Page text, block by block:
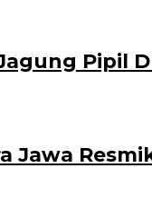
Pipil
Jawa